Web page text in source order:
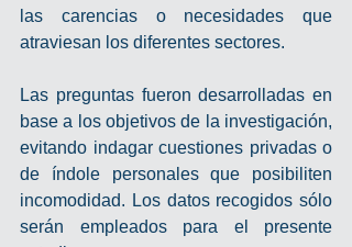
las carencias o necesidades que
atraviesan los diferentes sectores.
Las preguntas fueron desarrolladas en
base a los objetivos de la investigación,
evitando indagar cuestiones privadas o
de índole personales que posibiliten
incomodidad. Los datos recogidos sólo
serán empleados para el presente